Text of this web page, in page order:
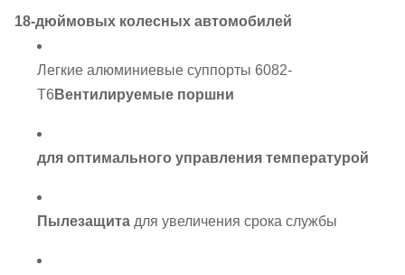
18-дюймовых колесных автомобилей
Легкие алюминиевые суппорты 6082-
T6 Вентилируемые поршни
для оптимального управления температурой
Пылезащита для увеличения срока службы